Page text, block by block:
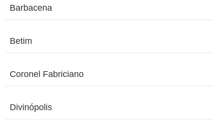
Barbacena
Betim
Coronel Fabriciano
Divinópolis